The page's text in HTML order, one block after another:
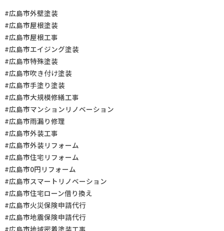
#広島市外壁塗装
#広島市屋根塗装
#広島市屋根工事
#広島市エイジング塗装
#広島市特殊塗装
#広島市吹き付け塗装
#広島市手塗り塗装
#広島市大規模修繕工事
#広島市マンションリノベーション
#広島市雨漏り修理
#広島市外装工事
#広島市外装リフォーム
#広島市住宅リフォーム
#広島市0円リフォーム
#広島市スマートリノベーション
#広島市住宅ローン借り換え
#広島市火災保険申請代行
#広島市地震保険申請代行
#広島市地域密着塗装工事